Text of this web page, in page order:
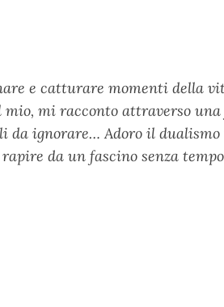
e catturare momenti della
mio, mi racconto attraverso
da ignorare… Adoro il
da un fascino senza